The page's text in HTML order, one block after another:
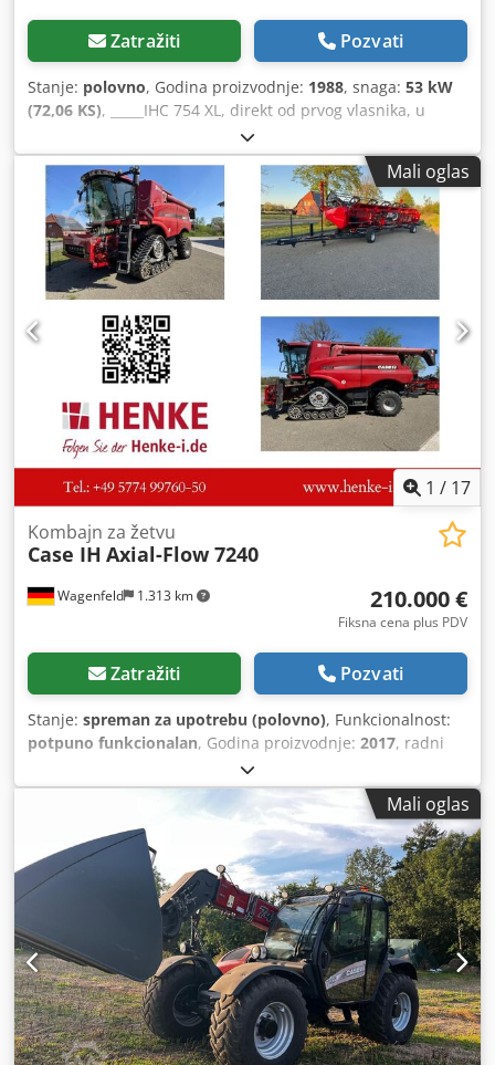
Zatražiti Pozvati
Stanje: polovno, Godina proizvodnje: 1988, snaga: 53 kW
(72,06 KS), _____IHC 754 XL, direkt od prvog vlasnika, u
odličnom stanju. Radni sati: oko 8.600. Godina proizvodnje:
1988. Prednji hidraulični podiznik. Prednji kardanski
prenos. Brzina: 30 km/h. Cena: 24.500,00 evra, neto.
Lokacija: nema podataka. Crjdjzdmutjpfx Agmef
Mali oglas
1 / 17
Wagenfeld 1.313 km
Kombajn za žetvu
Case IH Axial-Flow 7240
210.000 €
Fiksna cena plus PDV
Zatražiti Pozvati
Stanje: spreman za upotrebu (polovno), Funkcionalnost:
potpuno funkcionalan, Godina proizvodnje: 2017, radni
366 kW (497,62 KS)
maksimalna brzina:30 km/h, prva registracija:07/2017,
sledeća inspekcija (TÜV):07/2026
, dimenzija zadnje gume:
500/85 R24, broj mašine/vozila:YHG233775, Oprema:
kabina, klima uređaj, osvetljenje, sekač za uljanu repicu,
vučna spojnica prikolice, Po nalogu ovlašćenog lica
nudimo sledeću polovnu mašinu na prodaju: Case-IH
kombajn AF 7240 sa ST-rotorom Broj šasije: YHG233775
Uzdužno postavljen ST-rotor Varijanta za 30 km/h 6-
cilindara Snaga: 366 kW (497 KS) Prednji točkovi: gumene
gusenice sa oprugama, širina 610 mm Zadnji točkovi:
500/85 R24 HID paket radnih farova AC FAN automatsko
podešavanje broja obrtaja ventilatora Podesiva izbacna cev
Mali oglas